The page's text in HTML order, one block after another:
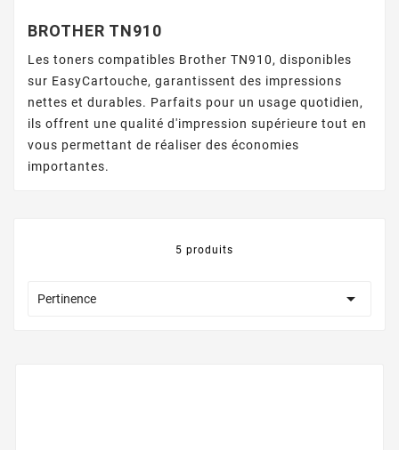
BROTHER TN910
Les toners compatibles Brother TN910, disponibles
sur EasyCartouche, garantissent des impressions
nettes et durables. Parfaits pour un usage quotidien,
ils offrent une qualité d'impression supérieure tout en
vous permettant de réaliser des économies
importantes.
5 produits
Pertinence 